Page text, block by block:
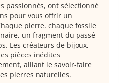
passionnés, ont sélectionné
pour vous offrir un
pierre, chaque fossile
un fragment du passé
Les créateurs de bijoux,
pièces inédites
alliant le savoir-faire
pierres naturelles.